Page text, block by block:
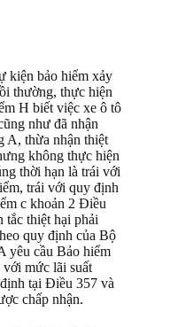
kiện bảo hiểm xảy
thường, thực hiện
H biết việc xe ô tô
như đã nhận
A, thừa nhận thiệt
không thực hiện
thời hạn là trái với
trái với quy định
c khoản 2 Điều
tắc thiệt hại phải
quy định của Bộ
yêu cầu Bảo hiểm
mức lãi suất
tại Điều 357 và
chấp nhận.